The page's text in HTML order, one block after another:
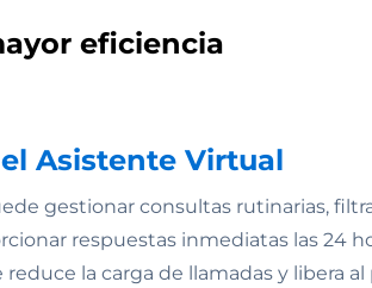
eficiencia
Asistente Virtual
gestionar consultas rutinarias,
respuestas inmediatas las 24
reduce la carga de llamadas y libera